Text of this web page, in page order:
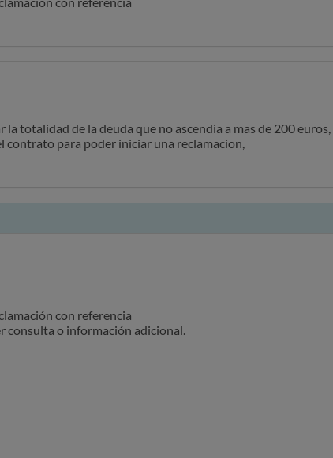
o información adicional.
totalidad de la deuda que no ascendia a mas de 200
contrato para poder iniciar una reclamacion,
con referencia
consulta o información adicional.